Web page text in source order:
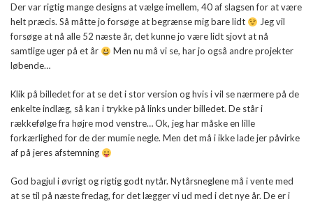
Der var rigtig mange designs at vælge imellem, 40 af slagsen for at være
helt præcis. Så måtte jo forsøge at begrænse mig bare lidt
Jeg vil
forsøge at nå alle 52 næste år, det kunne jo være lidt sjovt at nå
samtlige uger på et år
Men nu må vi se, har jo også andre projekter
løbende…
Klik på billedet for at se det i stor version og hvis i vil se nærmere på de
enkelte indlæg, så kan i trykke på links under billedet. De står i
rækkefølge fra højre mod venstre… Ok, jeg har måske en lille
forkærlighed for de der mumie negle. Men det må i ikke lade jer påvirke
af på jeres afstemning
God bagjul i øvrigt og rigtig godt nytår. Nytårsneglene må i vente med
at se til på næste fredag, for det lægger vi ud med i det nye år. De er i